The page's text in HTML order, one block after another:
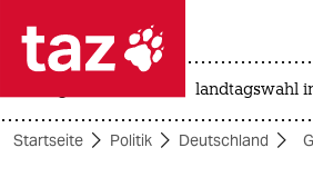
 taz zahl ich
taz zahl ich
landtagswahl
Startseite Politik Deutschland